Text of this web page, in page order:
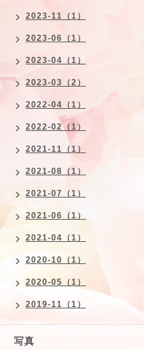
2023-11（1）
2023-06（1）
2023-04（1）
2023-03（2）
2022-04（1）
2022-02（1）
2021-11（1）
2021-08（1）
2021-07（1）
2021-06（1）
2021-04（1）
2020-10（1）
2020-05（1）
2019-11（1）
写真